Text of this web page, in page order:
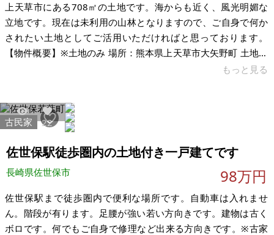
上天草市にある708㎡の土地です。海からも近く、風光明媚な
立地です。現在は未利用の山林となりますので、ご自身で何か
されたい土地としてご活用いただければと思っております。
【物件概要】※土地のみ 場所：熊本県上天草市大矢野町 土地：
価格とが異なる価格にて商談合意される場合もあります。 ※物
件を安く購入しても、購入後の維持費（税金、修繕費など）の
ほうが多くかかる場合もあります。ご購入に際しては十分ご留
意の上
もっと見る
7249 22
古民家
佐世保駅徒歩圏内の土地付き一戸建てです
長崎県佐世保市 98万円
佐世保駅まで徒歩圏内で便利な場所です。自動車は入れませ
ん。階段が有ります。足腰が強い若い方向きです。建物は古く
ボロです。何でもご自身で修理など出来る方向きです。※古家